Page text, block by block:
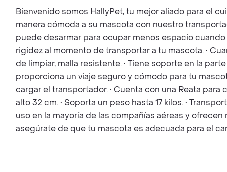
Bienvenido somos HallyPet, tu mejor aliado para el
manera cómoda a su mascota con nuestro
puede desarmar para ocupar menos espacio
rigidez al momento de transportar a tu mascota. •
de limpiar, malla resistente. • Tiene soporte en la
proporciona un viaje seguro y cómodo para tu
cargar el transportador. • Cuenta con una Reata
alto 32 cm. • Soporta un peso hasta 17 kilos. •
uso en la mayoría de las compañías aéreas y
asegúrate de que tu mascota es adecuada para el